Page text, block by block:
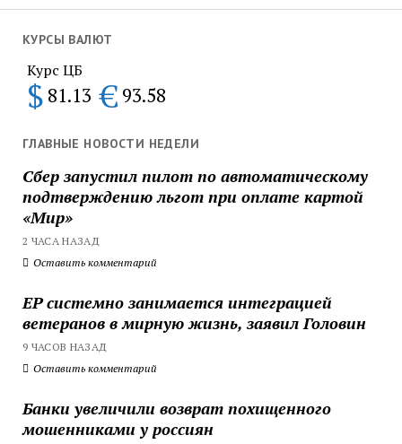
КУРСЫ ВАЛЮТ
Курс ЦБ
$ 81.13 € 93.58
ГЛАВНЫЕ НОВОСТИ НЕДЕЛИ
Сбер запустил пилот по автоматическому
подтверждению льгот при оплате картой
«Мир»
2 ЧАСА НАЗАД
Оставить комментарий
ЕР системно занимается интеграцией
ветеранов в мирную жизнь, заявил Головин
9 ЧАСОВ НАЗАД
Оставить комментарий
Банки увеличили возврат похищенного
мошенниками у россиян